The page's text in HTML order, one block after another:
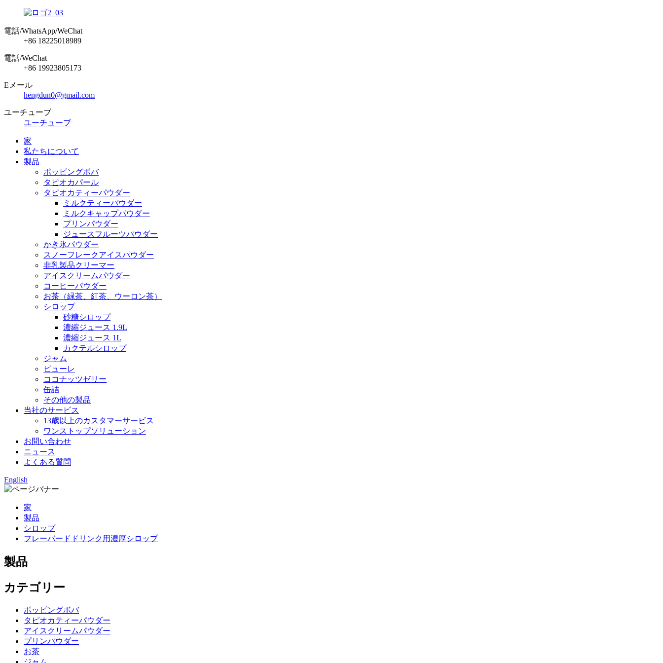
電話/WhatsApp/WeChat
+86 18225018989
電話/WeChat
+86 19923805173
Eメール
hengdun0@gmail.com
ユーチューブ
ユーチューブ
家
私たちについて
製品
ポッピングボバ
タピオカパール
タピオカティーパウダー
ミルクティーパウダー
ミルクキャップパウダー
プリンパウダー
ジュースフルーツパウダー
かき氷パウダー
スノーフレークアイスパウダー
非乳製品クリーマー
アイスクリームパウダー
コーヒーパウダー
お茶（緑茶、紅茶、ウーロン茶）
シロップ
砂糖シロップ
濃縮ジュース 1.9L
濃縮ジュース 1L
カクテルシロップ
ジャム
ピューレ
ココナッツゼリー
缶詰
その他の製品
当社のサービス
13歳以上のカスタマーサービス
ワンストップソリューション
お問い合わせ
ニュース
よくある質問
English
家
製品
シロップ
フレーバードドリンク用濃厚シロップ
製品
カテゴリー
ポッピングボバ
タピオカティーパウダー
アイスクリームパウダー
プリンパウダー
お茶